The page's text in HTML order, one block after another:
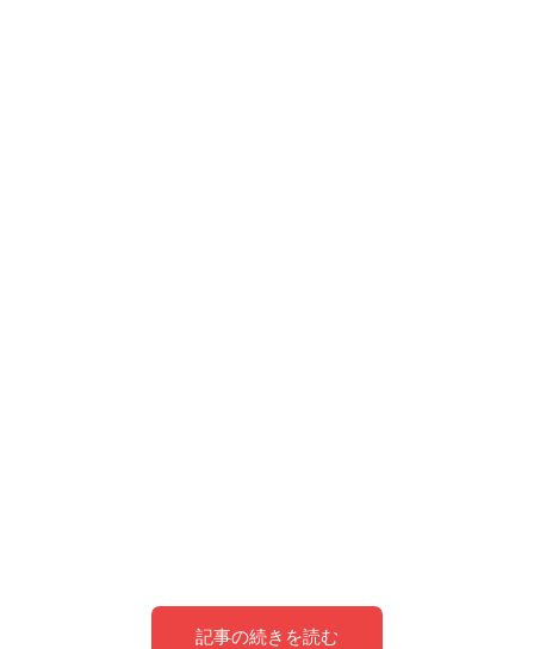
記事の続きを読む